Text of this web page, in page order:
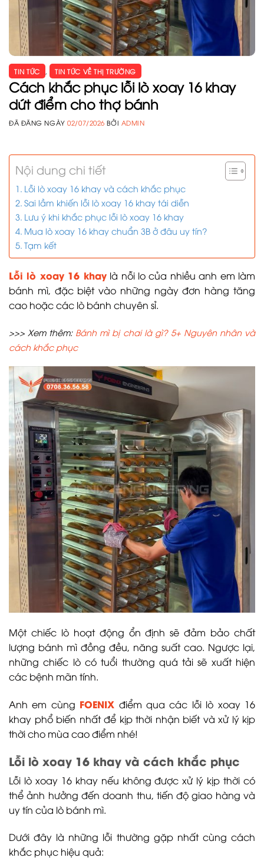
TIN TỨC , TIN TỨC VỀ THỊ TRƯỜNG
Cách khắc phục lỗi lò xoay 16 khay
dứt điểm cho thợ bánh
ĐÃ ĐĂNG NGÀY02/07/2026 BỞI ADMIN
Nội dung chi tiết
Lỗi lò xoay 16 khay và cách khắc phục
Sai lầm khiến lỗi lò xoay 16 khay tái diễn
Lưu ý khi khắc phục lỗi lò xoay 16 khay
Mua lò xoay 16 khay chuẩn 3B ở đâu uy tín?
Tạm kết
Lỗi lò xoay 16 khaylà nỗi lo của nhiều anh em làm
bánh mì, đặc biệt vào những ngày đơn hàng tăng
cao hoặc các lò bánh chuyên sỉ.
>>> Xem thêm: Bánh mì bị chai là gì? 5+ Nguyên nhân và
cách khắc phục
Một chiếc lò hoạt động ổn định sẽ đảm bảo chất
lượng bánh mì đồng đều, năng suất cao. Ngược lại,
những chiếc lò có tuổi thường quá tải sẽ xuất hiện
các bệnh mãn tính.
Anh em cùng FOENIX điểm qua các lỗi lò xoay 16
khay phổ biến nhất để kịp thời nhận biết và xử lý kịp
thời cho mùa cao điểm nhé!
Lỗi lò xoay 16 khay và cách khắc phục
Lỗi lò xoay 16 khay nếu không được xử lý kịp thời có
thể ảnh hưởng đến doanh thu, tiến độ giao hàng và
uy tín của lò bánh mì.
Dưới đây là những lỗi thường gặp nhất cùng cách
khắc phục hiệu quả: